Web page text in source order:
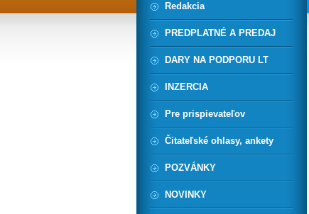
Redakcia
PREDPLATNÉ A PREDAJ
DARY NA PODPORU LT
INZERCIA
Pre prispievateľov
Čitateľské ohlasy, ankety
POZVÁNKY
NOVINKY